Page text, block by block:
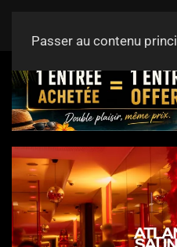
Passer au contenu